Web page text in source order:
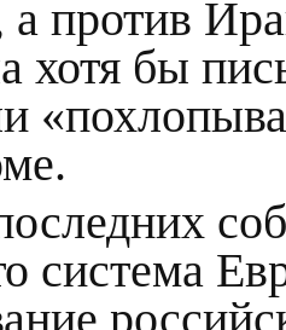
а против
хотя бы
система